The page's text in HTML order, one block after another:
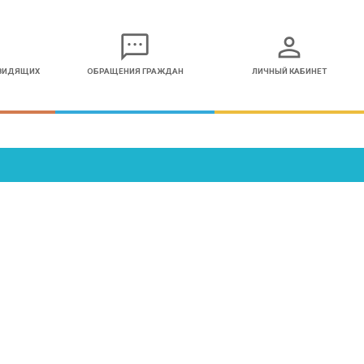
sms
ОБРАЩЕНИЯ ГРАЖДАН
person
ЛИЧНЫЙ КАБИНЕТ